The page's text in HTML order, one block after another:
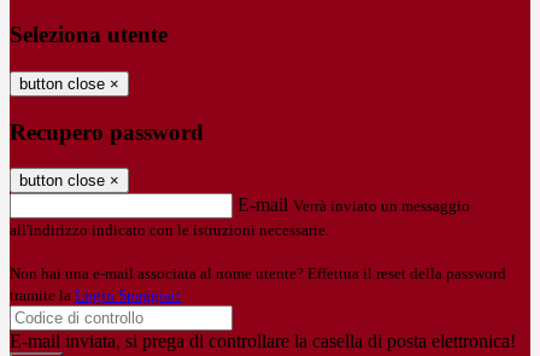
Seleziona utente
button close ×
Recupero password
button close ×
E-mail Verrà inviato un messaggio
all'indirizzo indicato con le istruzioni necessarie.
Non hai una e-mail associata al nome utente? Effettua il reset della password
tramite la Login Spaggiari
E-mail inviata, si prega di controllare la casella di posta elettronica!